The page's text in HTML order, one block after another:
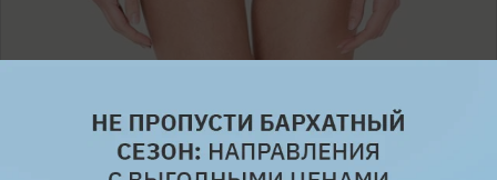
Источник: архив пресс-служб